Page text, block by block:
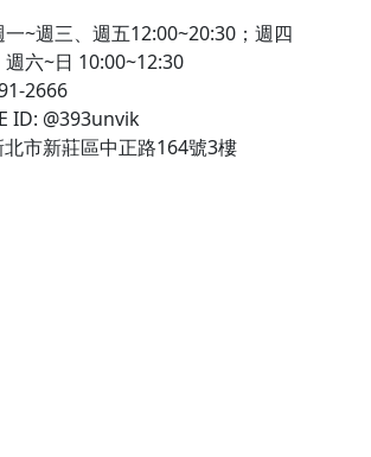
~週三、週五12:00~20:30；週四
六~日 10:00~12:30
2666
ID: @393unvik
市新莊區中正路164號3樓